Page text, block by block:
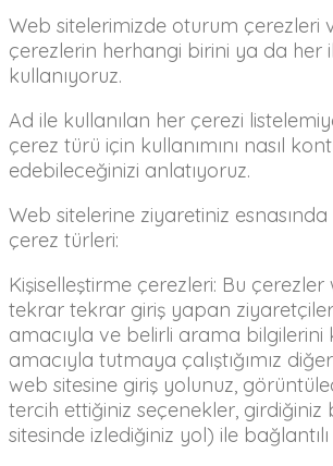
Web sitelerimizde oturum çerezleri
çerezlerin herhangi birini ya da her
kullanıyoruz.
Ad ile kullanılan her çerezi
çerez türü için kullanımını nasıl
edebileceğinizi anlatıyoruz.
Web sitelerine ziyaretiniz
çerez türleri:
Kişiselleştirme çerezleri: Bu çerezler
tekrar tekrar giriş yapan
amacıyla ve belirli arama
amacıyla tutmaya çalıştığımız
web sitesine giriş yolunuz,
tercih ettiğiniz seçenekler, girdiğiniz
sitesinde izlediğiniz yol) ile bağlantılı